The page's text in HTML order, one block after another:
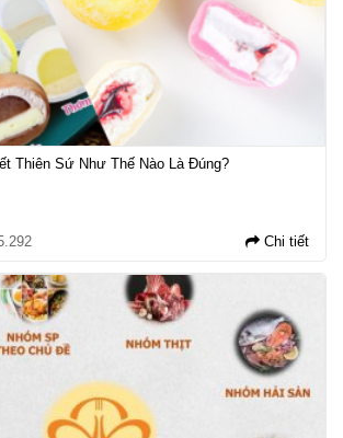
Thiên Sứ Như Thế Nào Là Đúng?
Chi tiết